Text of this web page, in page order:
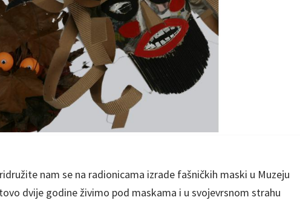
nam se na radionicama izrade fašničkih maski u Muzeju
dvije godine živimo pod maskama i u svojevrsnom strahu